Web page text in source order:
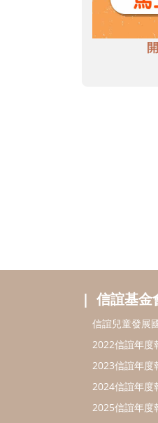
信誼基金
信誼兒童發展
2022信誼年度
2023信誼年度
2024信誼年度
2025信誼年度